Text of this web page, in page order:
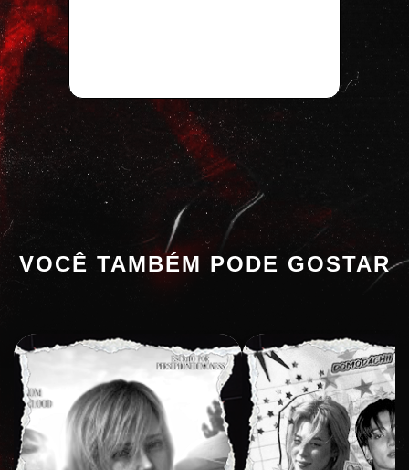
VOCÊ TAMBÉM PODE GOSTAR